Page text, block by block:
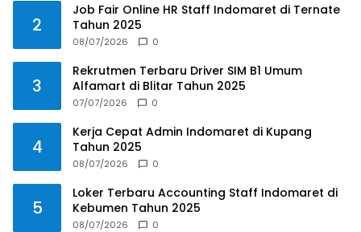
2
Job Fair Online HR Staff Indomaret di Ternate
Tahun 2025
08/07/2026 0
3
Rekrutmen Terbaru Driver SIM B1 Umum
Alfamart di Blitar Tahun 2025
07/07/2026 0
4
Kerja Cepat Admin Indomaret di Kupang
Tahun 2025
08/07/2026 0
5
Loker Terbaru Accounting Staff Indomaret di
Kebumen Tahun 2025
08/07/2026 0